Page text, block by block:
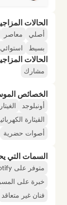
الحالات
أصلي معاصر
بسيط
استوائي
الحالات
مشارك
الخصائص
أونبلوجد
القيثارة
أصوات حضرية
السمات التي
متوفر على Spotify
خبرة على
فنان غير متعاقد